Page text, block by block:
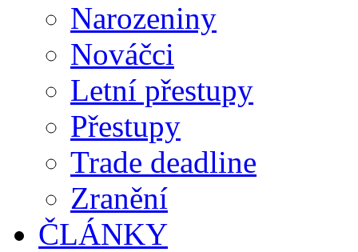
Narozeniny
Nováčci
Letní přestupy
Přestupy
Trade deadline
Zranění
ČLÁNKY